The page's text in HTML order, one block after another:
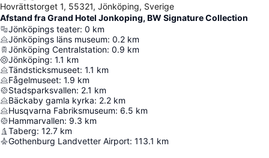
Hovrättstorget 1, 55321, Jönköping, Sverige
Afstand fra Grand Hotel Jonkoping, BW Signature Collection
Jönköpings teater: 0 km
Jönköpings läns museum: 0.2 km
Jönköping Centralstation: 0.9 km
Jönköping: 1.1 km
Tändsticksmuseet: 1.1 km
Fågelmuseet: 1.9 km
Stadsparksvallen: 2.1 km
Bäckaby gamla kyrka: 2.2 km
Husqvarna Fabriksmuseum: 6.5 km
Hammarvallen: 9.3 km
Taberg: 12.7 km
Gothenburg Landvetter Airport: 113.1 km